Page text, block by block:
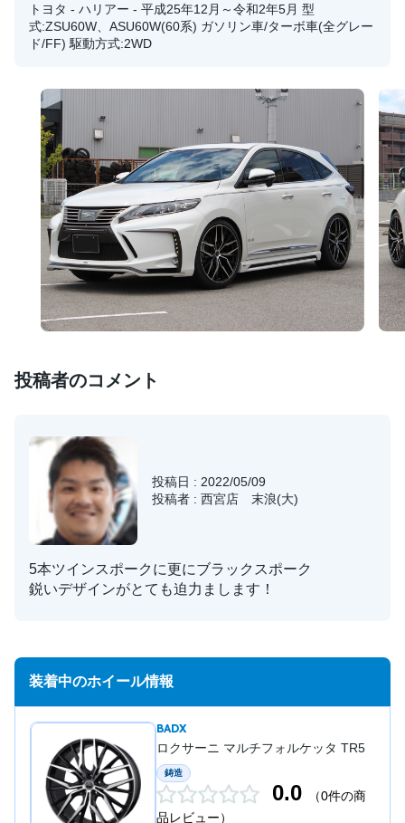
トヨタ - ハリアー - 平成25年12月～令和2年5月 型
式:ZSU60W、ASU60W(60系) ガソリン車/ターボ車(全グレー
ド/FF) 駆動方式:2WD
投稿者のコメント
投稿日 : 2022/05/09
投稿者 : 西宮店 末浪(大)
5本ツインスポークに更にブラックスポーク
鋭いデザインがとても迫力まします！
装着中のホイール情報
BADX
ロクサーニ マルチフォルケッタ TR5
鋳造
0.0
（0件の商
品レビュー）